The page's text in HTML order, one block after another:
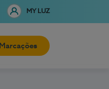
MY LUZ
Marcações